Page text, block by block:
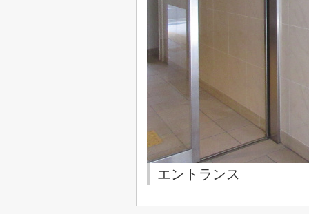
エントランス